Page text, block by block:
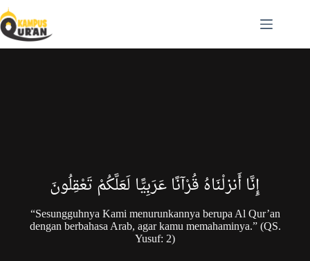
إِنَّا أَنزلْنَاهُ قُرْآنًا عَرَبِيًّا لَعَلَّكُمْ تَعْقِلُونَ
“Sesungguhnya Kami menurunkannya berupa Al Qur’an
dengan berbahasa Arab, agar kamu memahaminya.” (QS.
Yusuf: 2)